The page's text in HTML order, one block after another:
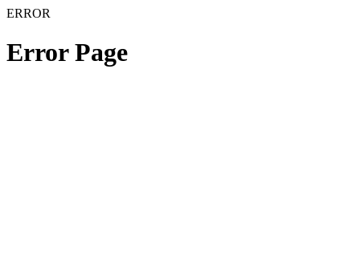
ERROR
Error Page